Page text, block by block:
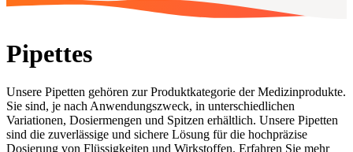
Pipettes
Unsere Pipetten gehören zur Produktkategorie der Medizinprodukte.
Sie sind, je nach Anwendungszweck, in unterschiedlichen
Variationen, Dosiermengen und Spitzen erhältlich. Unsere Pipetten
sind die zuverlässige und sichere Lösung für die hochpräzise
Dosierung von Flüssigkeiten und Wirkstoffen. Erfahren Sie mehr